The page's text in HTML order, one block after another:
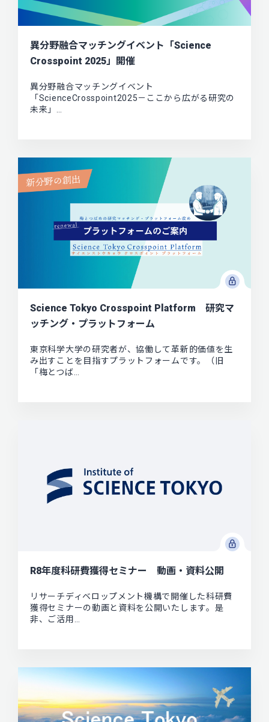
異分野融合マッチングイベント「Science
Crosspoint 2025」開催
異分野融合マッチングイベント
「ScienceCrosspoint2025－ここから広がる研究の
未来」…
Science Tokyo Crosspoint Platform 研究マ
ッチング・プラットフォーム
東京科学大学の研究者が、協働して革新的価値を生
み出すことを目指すプラットフォームです。（旧
「梅とつば…
R8年度科研費獲得セミナー 動画・資料公開
リサーチディベロップメント機構で開催した科研費
獲得セミナーの動画と資料を公開いたします。是
非、ご活用…